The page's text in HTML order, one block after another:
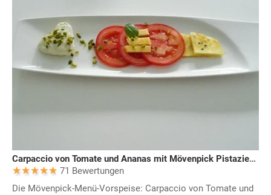
Carpaccio von Tomate und Ananas mit Mövenpick Pistazie-Weiße Schokolade
71 Bewertungen
Die Mövenpick-Menü-Vorspeise: Carpaccio von Tomate und